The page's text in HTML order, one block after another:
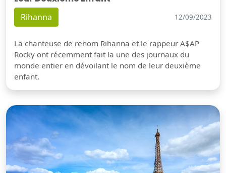
Rihanna 12/09/2023
La chanteuse de renom Rihanna et le rappeur A$AP
Rocky ont récemment fait la une des journaux du
monde entier en dévoilant le nom de leur deuxième
enfant.